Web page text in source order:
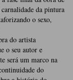
da pintura
o sexo,
do artista
o seu autor e
será um marco na
do